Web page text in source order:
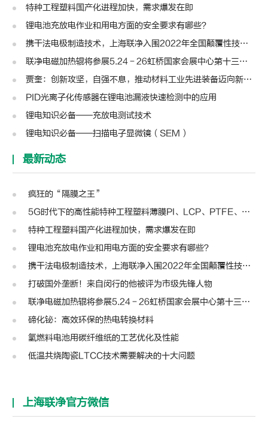
特种工程塑料国产化进程加快，需求爆发在即
锂电池充放电作业和用电方面的安全要求有哪些？
携干法电极制造技术，上海联净入围2022年全国颠覆性技术创新大赛
联净电磁加热辊将参展5.24－26虹桥国家会展中心第十三届模切展
贾奎：创新攻坚，自强不息，推动材料工业先进装备迈向新高度 | 高转先锋人物
PID光离子化传感器在锂电池漏液快速检测中的应用
锂电知识必备——充放电测试技术
锂电知识必备——扫描电子显微镜（SEM）
最新动态
疯狂的“隔膜之王”
5G时代下的高性能特种工程塑料薄膜PI、LCP、PTFE、PPS、PEEK、PEN
特种工程塑料国产化进程加快，需求爆发在即
锂电池充放电作业和用电方面的安全要求有哪些？
携干法电极制造技术，上海联净入围2022年全国颠覆性技术创新大赛
打破国外垄断！来自闵行的他被评为市级先锋人物
联净电磁加热辊将参展5.24－26虹桥国家会展中心第十三届模切展
碲化铋：高效环保的热电转换材料
氢燃料电池用碳纤维纸的工艺优化及性能
低温共烧陶瓷LTCC技术需要解决的十大问题
上海联净官方微信